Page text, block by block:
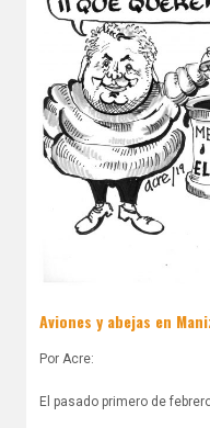
Aviones y abejas en
Por Acre:
El pasado primero de